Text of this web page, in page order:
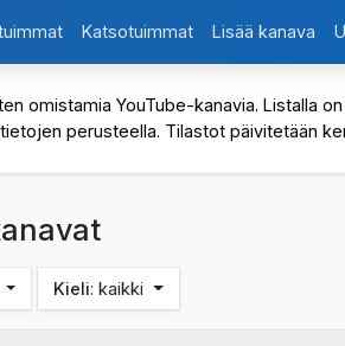
Katsotuimmat Lisää kanava
omistamia YouTube-kanavia. Listalla
perusteella. Tilastot päivitetään
Kieli: kaikki